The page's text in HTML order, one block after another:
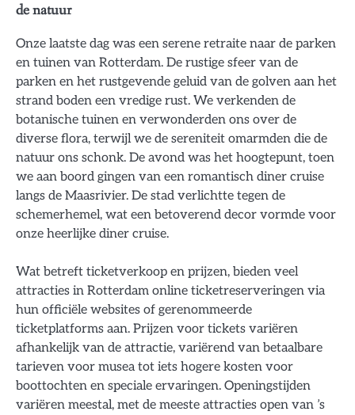
de natuur
Onze laatste dag was een serene retraite naar de parken
en tuinen van Rotterdam. De rustige sfeer van de
parken en het rustgevende geluid van de golven aan het
strand boden een vredige rust. We verkenden de
botanische tuinen en verwonderden ons over de
diverse flora, terwijl we de sereniteit omarmden die de
natuur ons schonk. De avond was het hoogtepunt, toen
we aan boord gingen van een romantisch diner cruise
langs de Maasrivier. De stad verlichtte tegen de
schemerhemel, wat een betoverend decor vormde voor
onze heerlijke diner cruise.
Wat betreft ticketverkoop en prijzen, bieden veel
attracties in Rotterdam online ticketreserveringen via
hun officiële websites of gerenommeerde
ticketplatforms aan. Prijzen voor tickets variëren
afhankelijk van de attractie, variërend van betaalbare
tarieven voor musea tot iets hogere kosten voor
boottochten en speciale ervaringen. Openingstijden
variëren meestal, met de meeste attracties open van ’s